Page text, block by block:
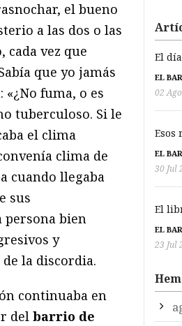
el bueno
a las dos o las
cada vez que
que yo jamás
fuma, o es
tuberculoso. Si le
el clima
clima de
cuando llegaba
sus
persona bien
y
la discordia.
continuaba en
delbarrio de
El
EL
02
Esos
EL
30 Jul
El
EL
23 Jul